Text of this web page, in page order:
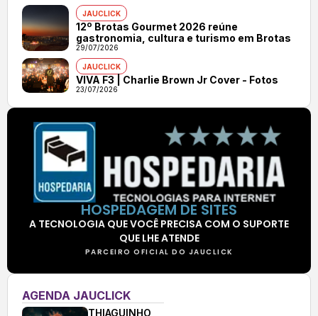
JAUCLICK
12º Brotas Gourmet 2026 reúne
gastronomia, cultura e turismo em Brotas
29/07/2026
JAUCLICK
VIVA F3 | Charlie Brown Jr Cover - Fotos
23/07/2026
HOSPEDAGEM DE SITES
A TECNOLOGIA QUE VOCÊ PRECISA COM O SUPORTE
QUE LHE ATENDE
PARCEIRO OFICIAL DO JAUCLICK
AGENDA JAUCLICK
THIAGUINHO